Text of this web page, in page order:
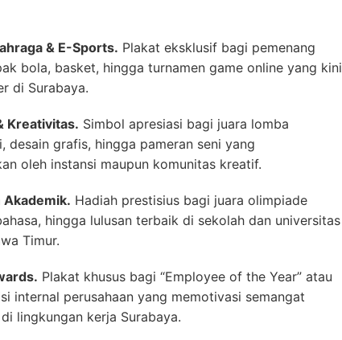
& E-Sports. Plakat eksklusif bagi pemenang
bola, basket, hingga turnamen game online yang kini
di Surabaya.
Kreativitas. Simbol apresiasi bagi juara lomba
desain grafis, hingga pameran seni yang
oleh instansi maupun komunitas kreatif.
Akademik. Hadiah prestisius bagi juara olimpiade
hingga lulusan terbaik di sekolah dan universitas
Timur.
Plakat khusus bagi “Employee of the Year” atau
internal perusahaan yang memotivasi semangat
lingkungan kerja Surabaya.